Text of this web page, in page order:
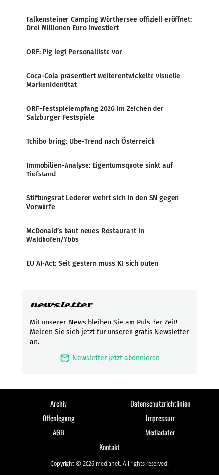
Falkensteiner Camping Wörthersee offiziell eröffnet:
Drei Millionen Euro investiert
ORF: Pig legt Personalliste vor
Coca-Cola präsentiert weiterentwickelte visuelle
Markenidentität
ORF-Festspielempfang 2026 im Zeichen der
Salzburger Festspiele
Tchibo bringt Ube-Trend nach Österreich
Immobilien-Analyse: Eigentumsquote sinkt auf
Tiefstand
Stiftungsrat Lederer wehrt sich in den SN gegen
Vorwürfe
McDonald’s baut neues Restaurant in
Waidhofen/Ybbs
EU AI-Act: Seit gestern muss KI sich outen
newsletter
Mit unseren News bleiben Sie am Puls der Zeit!
Melden Sie sich jetzt für unseren gratis Newsletter
an.
mark_email_read Newsletter jetzt abonnieren
Archiv
Datenschutzrichtlinien
Offenlegung
Impressum
AGB
Mediadaten
Kontakt
Copyright © 2026 medianet. All rights reserved.